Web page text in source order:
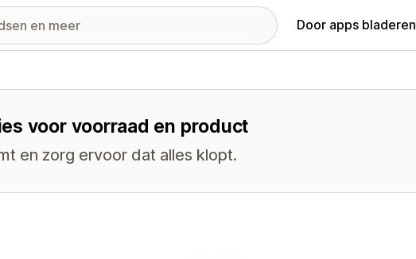
Door apps bladeren
voor voorraad en product
en zorg ervoor dat alles klopt.